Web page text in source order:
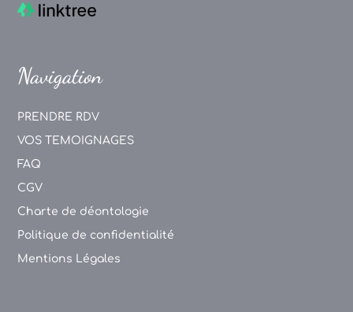
Navigation
PRENDRE RDV
VOS TEMOIGNAGES
FAQ
CGV
Charte de déontologie
Politique de confidentialité
Mentions Légales